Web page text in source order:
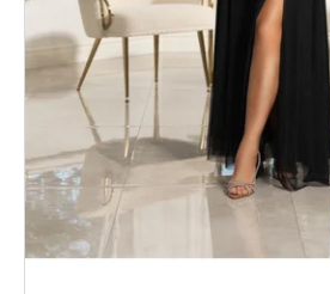
v
a
m
BLEDOMODRÝ
ŠTRUKTÚROVANÝ
KOSTÝM
€139